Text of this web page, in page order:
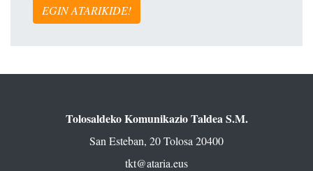
EGIN ATARIKIDE!
Tolosaldeko Komunikazio Taldea S.M.
San Esteban, 20 Tolosa 20400
tkt@ataria.eus